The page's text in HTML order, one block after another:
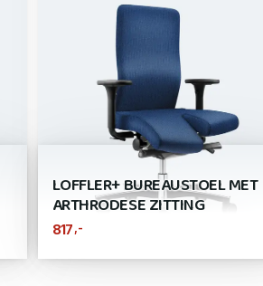
LOFFLER+ BUREAUSTOEL MET
ARTHRODESE ZITTING
817 ,-